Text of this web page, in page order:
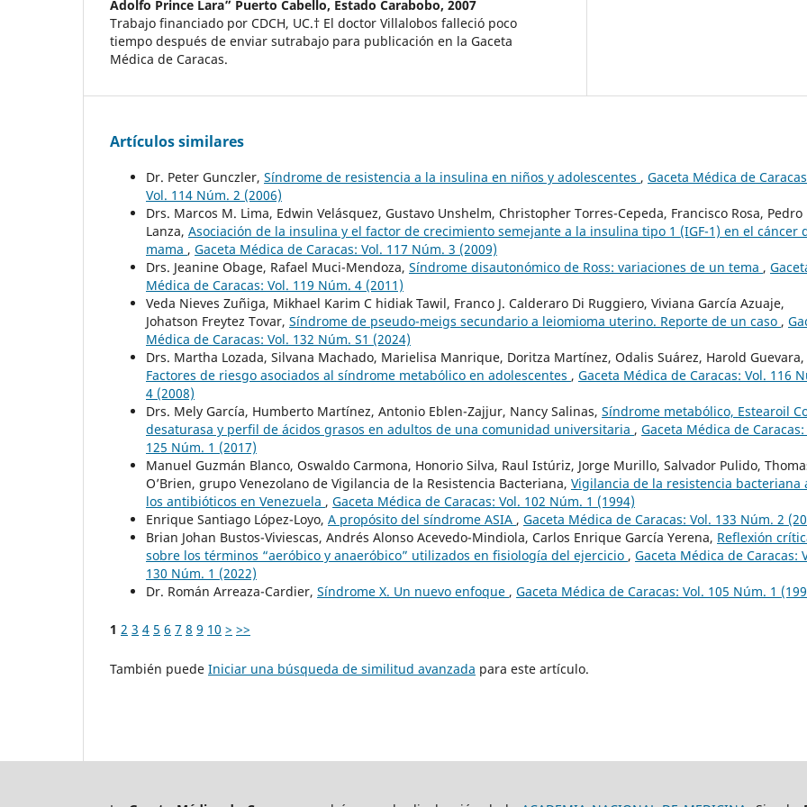
Adolfo Prince Lara” Puerto Cabello, Estado Carabobo, 2007
Trabajo financiado por CDCH, UC.† El doctor Villalobos falleció poco
tiempo después de enviar sutrabajo para publicación en la Gaceta
Médica de Caracas.
Artículos similares
Dr. Peter Gunczler, Síndrome de resistencia a la insulina en niños y adolescentes , Gaceta Médica de
Vol. 114 Núm. 2 (2006)
Drs. Marcos M. Lima, Edwin Velásquez, Gustavo Unshelm, Christopher Torres-Cepeda, Francisco Rosa, Pedro
Lanza, Asociación de la insulina y el factor de crecimiento semejante a la insulina tipo 1 (IGF-1) en el cáncer
mama , Gaceta Médica de Caracas: Vol. 117 Núm. 3 (2009)
Drs. Jeanine Obage, Rafael Muci-Mendoza, Síndrome disautonómico de Ross: variaciones de un tema ,
Médica de Caracas: Vol. 119 Núm. 4 (2011)
Veda Nieves Zuñiga, Mikhael Karim C hidiak Tawil, Franco J. Calderaro Di Ruggiero, Viviana García Azuaje,
Johatson Freytez Tovar, Síndrome de pseudo-meigs secundario a leiomioma uterino. Reporte de un caso ,
Médica de Caracas: Vol. 132 Núm. S1 (2024)
Drs. Martha Lozada, Silvana Machado, Marielisa Manrique, Doritza Martínez, Odalis Suárez, Harold Guevara,
Factores de riesgo asociados al síndrome metabólico en adolescentes , Gaceta Médica de Caracas: Vol. 116
4 (2008)
Drs. Mely García, Humberto Martínez, Antonio Eblen-Zajjur, Nancy Salinas, Síndrome metabólico, Estearoil
desaturasa y perfil de ácidos grasos en adultos de una comunidad universitaria , Gaceta Médica de Caracas:
125 Núm. 1 (2017)
Manuel Guzmán Blanco, Oswaldo Carmona, Honorio Silva, Raul Istúriz, Jorge Murillo, Salvador Pulido,
O’Brien, grupo Venezolano de Vigilancia de la Resistencia Bacteriana, Vigilancia de la resistencia bacteriana
los antibióticos en Venezuela , Gaceta Médica de Caracas: Vol. 102 Núm. 1 (1994)
Enrique Santiago López-Loyo, A propósito del síndrome ASIA , Gaceta Médica de Caracas: Vol. 133 Núm. 2
Brian Johan Bustos-Viviescas, Andrés Alonso Acevedo-Mindiola, Carlos Enrique García Yerena, Reflexión
sobre los términos “aeróbico y anaeróbico” utilizados en fisiología del ejercicio , Gaceta Médica de Caracas:
130 Núm. 1 (2022)
Dr. Román Arreaza-Cardier, Síndrome X. Un nuevo enfoque , Gaceta Médica de Caracas: Vol. 105 Núm. 1
1 2 3 4 5 6 7 8 9 10 > >>
También puede Iniciar una búsqueda de similitud avanzada para este artículo.